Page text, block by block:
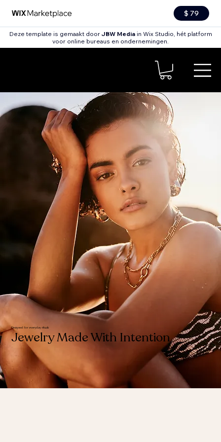
$ 79
Deze template is gemaakt door JBW Mediain Wix Studio, hét platform
voor online bureaus en ondernemingen.